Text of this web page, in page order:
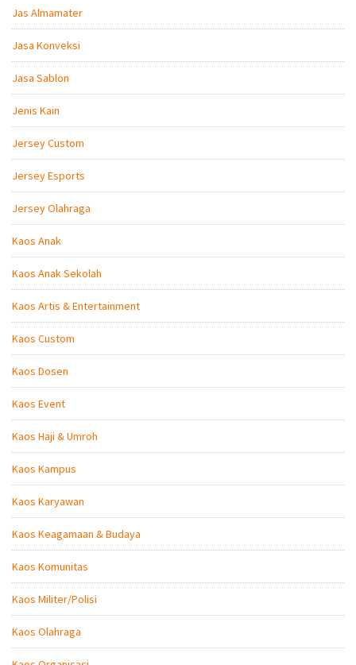
Jas Almamater
Jasa Konveksi
Jasa Sablon
Jenis Kain
Jersey Custom
Jersey Esports
Jersey Olahraga
Kaos Anak
Kaos Anak Sekolah
Kaos Artis & Entertainment
Kaos Custom
Kaos Dosen
Kaos Event
Kaos Haji & Umroh
Kaos Kampus
Kaos Karyawan
Kaos Keagamaan & Budaya
Kaos Komunitas
Kaos Militer/Polisi
Kaos Olahraga